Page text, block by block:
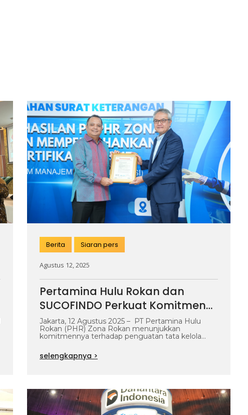
Berita Siaran pers
Agustus 12, 2025
Pertamina Hulu Rokan dan
SUCOFINDO Perkuat Komitmen
Kinerja Berkelanjutan lewat
Sertifikasi Sistem Manajemen
Jakarta, 12 Agustus 2025 – PT Pertamina Hulu
Rokan (PHR) Zona Rokan menunjukkan
komitmennya terhadap penguatan tata kelola
selengkapnya >